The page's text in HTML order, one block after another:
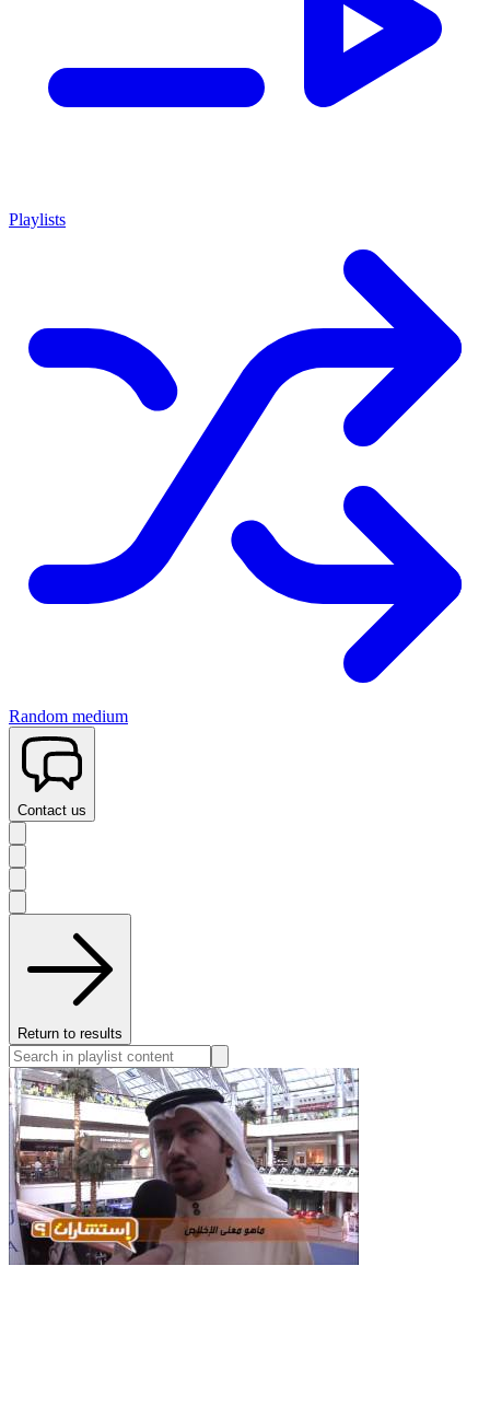
Playlists
Random medium
Contact us
Return to results